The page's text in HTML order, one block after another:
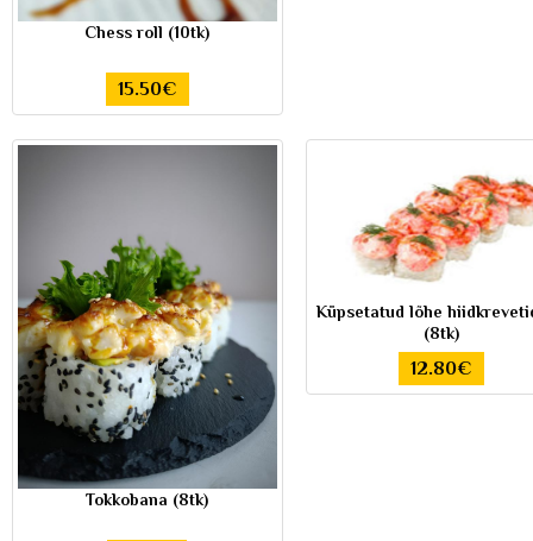
Chess roll (10tk)
15.50€
Tokkobana (8tk)
Küpsetatud lõhe
(8tk)
12.80€